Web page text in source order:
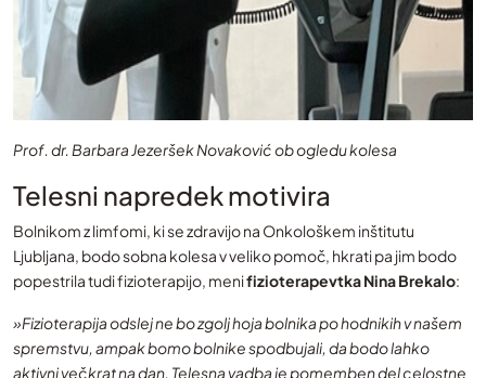
Prof. dr. Barbara Jezeršek Novaković ob ogledu kolesa
Telesni napredek motivira
Bolnikom z limfomi, ki se zdravijo na Onkološkem inštitutu
Ljubljana, bodo sobna kolesa v veliko pomoč, hkrati pa jim bodo
popestrila tudi fizioterapijo, menifizioterapevtka Nina Brekalo:
»Fizioterapija odslej ne bo zgolj hoja bolnika po hodnikih v našem
spremstvu, ampak bomo bolnike spodbujali, da bodo lahko
aktivni večkrat na dan. Telesna vadba je pomemben del celostne